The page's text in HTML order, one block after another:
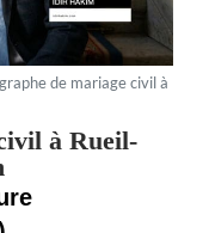
de mariage civil à
à Rueil-